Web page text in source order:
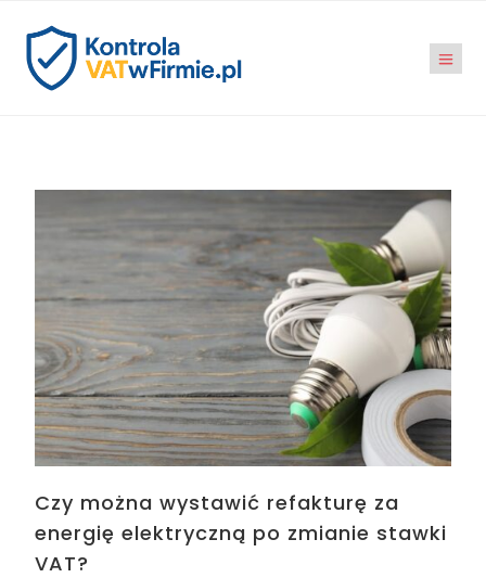
Czy można wystawić refakturę za
energię elektryczną po zmianie stawki
VAT?